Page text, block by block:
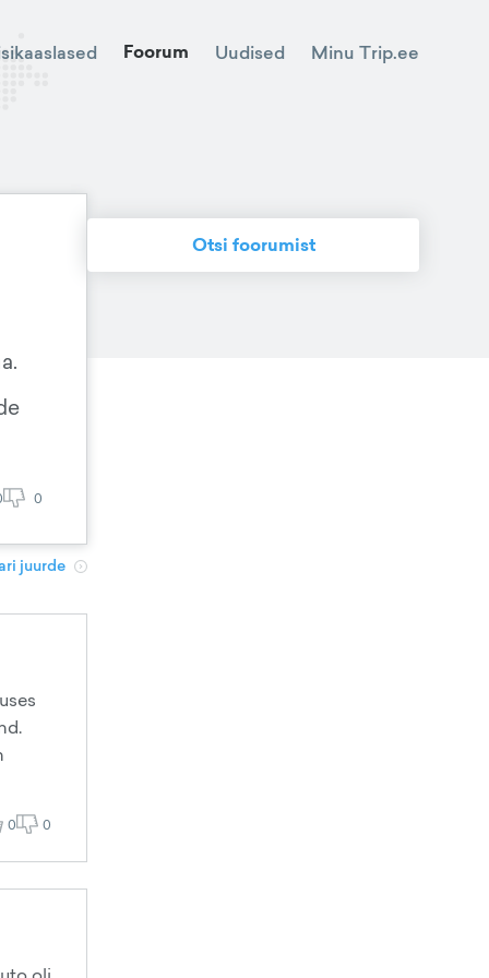
Foorum Uudised Minu Trip.ee
0
juurde
0 0
Otsi foorumist